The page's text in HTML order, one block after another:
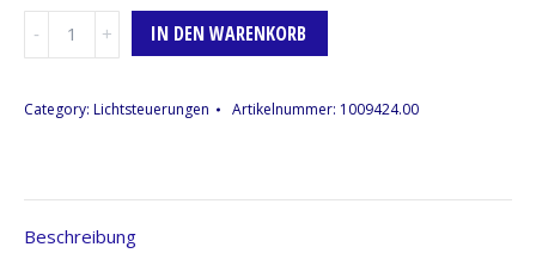
Systems
DMX,
IN DEN WARENKORB
Category: Lichtsteuerungen Artikelnummer: 1009424.00
Beschreibung